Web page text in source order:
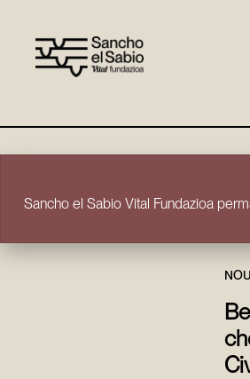
Sancho el Sabio Vital Fundazioa